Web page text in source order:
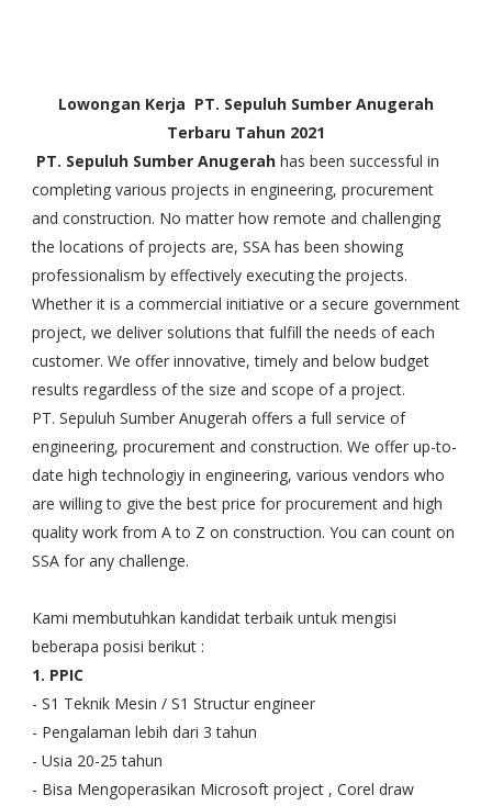
Lowongan Kerja PT. Sepuluh Sumber Anugerah
Terbaru Tahun 2021
PT. Sepuluh Sumber Anugerah has been successful in
completing various projects in engineering, procurement
and construction. No matter how remote and challenging
the locations of projects are, SSA has been showing
professionalism by effectively executing the projects.
Whether it is a commercial initiative or a secure government
project, we deliver solutions that fulfill the needs of each
customer. We offer innovative, timely and below budget
results regardless of the size and scope of a project.
PT. Sepuluh Sumber Anugerah offers a full service of
engineering, procurement and construction. We offer up-to-
date high technologiy in engineering, various vendors who
are willing to give the best price for procurement and high
quality work from A to Z on construction. You can count on
SSA for any challenge.
Kami membutuhkan kandidat terbaik untuk mengisi
beberapa posisi berikut :
1. PPIC
- S1 Teknik Mesin / S1 Structur engineer
- Pengalaman lebih dari 3 tahun
- Usia 20-25 tahun
- Bisa Mengoperasikan Microsoft project , Corel draw